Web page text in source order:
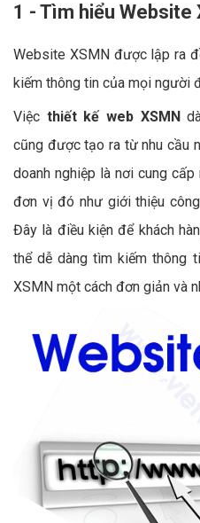
1 - Tìm hiểu Website
Website XSMN được lập ra
kiếm thông tin của mọi người
Việc thiết kế web XSMN
cũng được tạo ra từ nhu cầu
doanh nghiệp là nơi cung
đơn vị đó như giới thiệu
Đây là điều kiện để khách
thể dễ dàng tìm kiếm thông
XSMN một cách đơn giản và